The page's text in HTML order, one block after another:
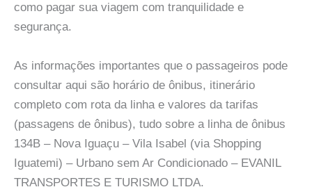
como pagar sua viagem com tranquilidade e
segurança.
As informações importantes que o passageiros pode
consultar aqui são horário de ônibus, itinerário
completo com rota da linha e valores da tarifas
(passagens de ônibus), tudo sobre a linha de ônibus
134B – Nova Iguaçu – Vila Isabel (via Shopping
Iguatemi) – Urbano sem Ar Condicionado – EVANIL
TRANSPORTES E TURISMO LTDA.